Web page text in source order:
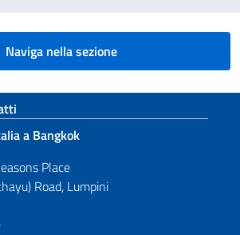
Naviga nella sezione
a Bangkok
Place
Road, Lumpini